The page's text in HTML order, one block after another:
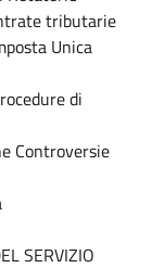
tributarie
Unica
di
Controversie
SERVIZIO